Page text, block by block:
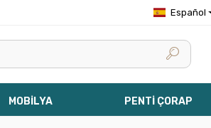
Español
MOBİLYA PENTİ ÇORAP